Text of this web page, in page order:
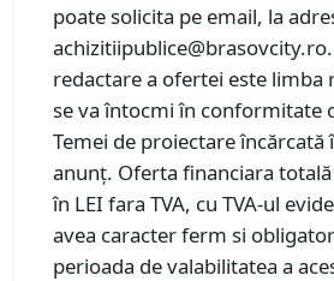
poate solicita pe email, la
redactare a ofertei este limba
se va întocmi în conformitate
Temei de proiectare încărcată
anunț. Oferta financiara
în LEI fara TVA, cu TVA-ul
avea caracter ferm si
perioada de valabilitatea a